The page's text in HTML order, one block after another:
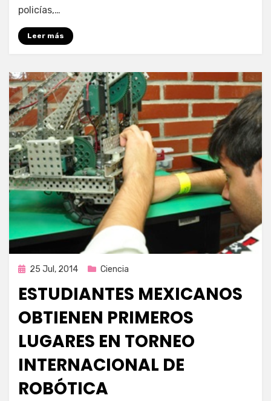
policías,…
Leer más
Publicada
25 Jul, 2014 Ciencia
ESTUDIANTES MEXICANOS
OBTIENEN PRIMEROS
LUGARES EN TORNEO
INTERNACIONAL DE
ROBÓTICA